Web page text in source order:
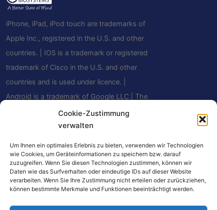
Cookie-Zustimmung
verwalten
Um Ihnen ein optimales Erlebnis zu bieten, verwenden wir Technologien
wie Cookies, um Geräteinformationen zu speichern bzw. darauf
zuzugreifen. Wenn Sie diesen Technologien zustimmen, können wir
Daten wie das Surfverhalten oder eindeutige IDs auf dieser Website
verarbeiten. Wenn Sie Ihre Zustimmung nicht erteilen oder zurückziehen,
können bestimmte Merkmale und Funktionen beeinträchtigt werden.
iPhone, iPad, iPod touch are trademarks of
Apple Inc., registered in the U.S. and other
countries. | IOS is a trademark or registered
trademark of Cisco in the U.S. and other
countries and is used under licence. |
Android is a trademark of Google LLC | The
Bluetooth® word mark and logos are
registered trademarks owned by Bluetooth
Mindfield Biosystems Ltd. is under license.
Other trademarks and trade names are
those of their respective owners.